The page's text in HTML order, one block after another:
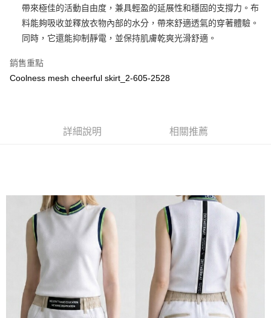
ATM付款
運送方式
全家取貨付款
每筆NT$60
每筆NT$60
每筆NT$60
帶來極佳的活動自由度，兼具輕盈的延展性和穩固的支撐力。布
料能夠吸收並釋放衣物內部的水分，帶來舒適透氣的穿著體驗。
同時，它還能抑制靜電，並保持肌膚乾爽光滑舒適。
銷售重點
Coolness mesh cheerful skirt_2-605-2528
詳細說明 相關推薦